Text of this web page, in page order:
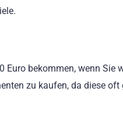
Euro bekommen, wenn Sie
zu kaufen, da diese